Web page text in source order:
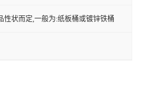
性状而定,一般为:纸板桶或镀锌铁桶